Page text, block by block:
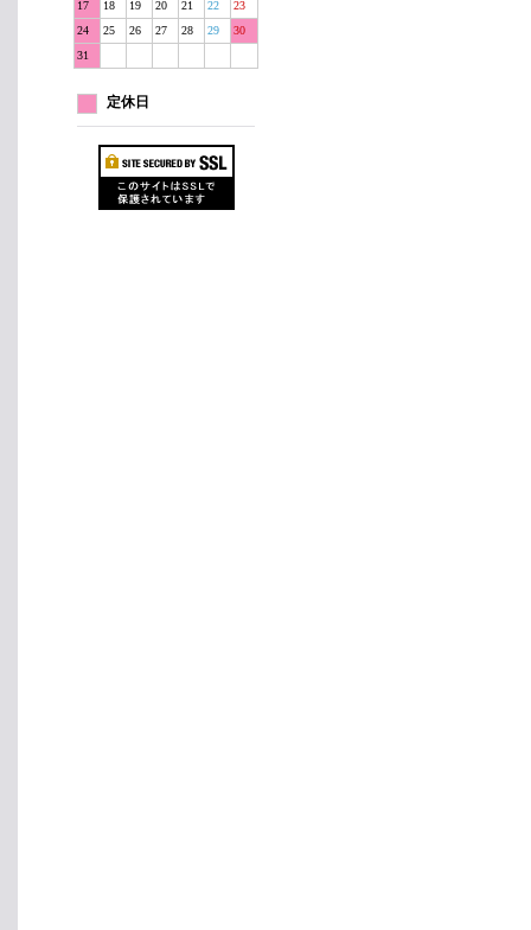
17 18 19 20 21 22
23
24
25 26 27 28 29
30
31
定休日